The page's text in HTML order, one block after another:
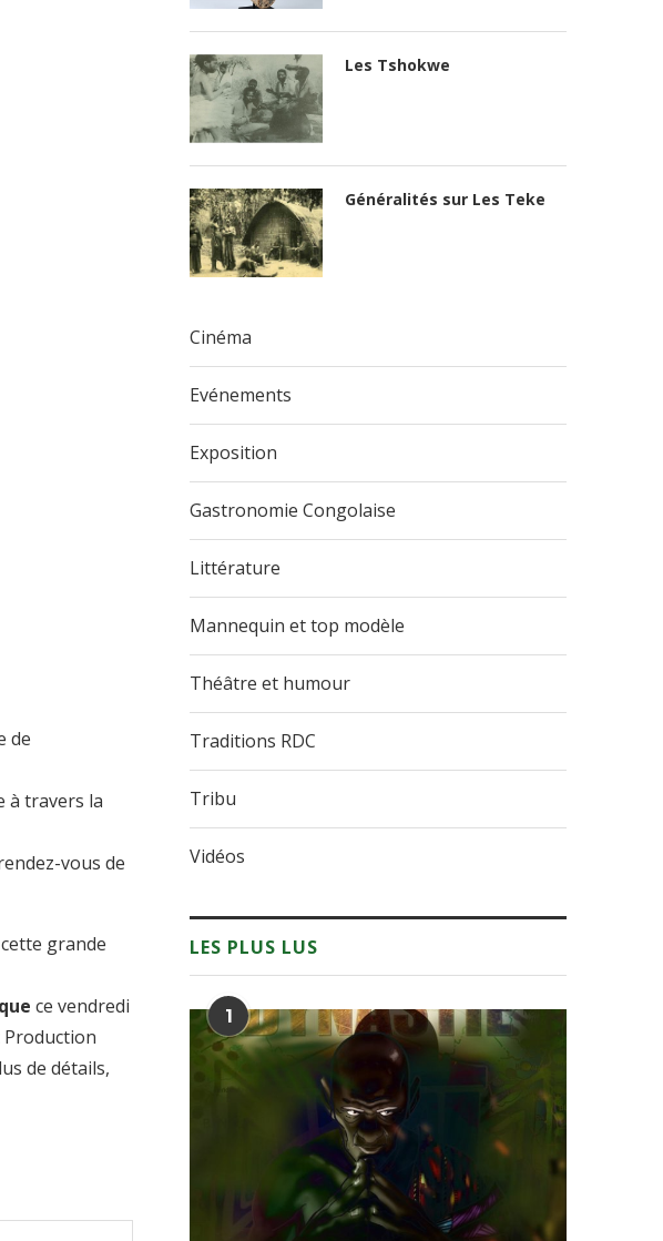
de
à travers la
vous de
grande
ce vendredi
Production
de détails,
Les Tshokwe
Généralités sur Les Teke
Cinéma
Evénements
Exposition
Gastronomie Congolaise
Littérature
Mannequin et top modèle
Théâtre et humour
Traditions RDC
Tribu
Vidéos
LES PLUS LUS
1